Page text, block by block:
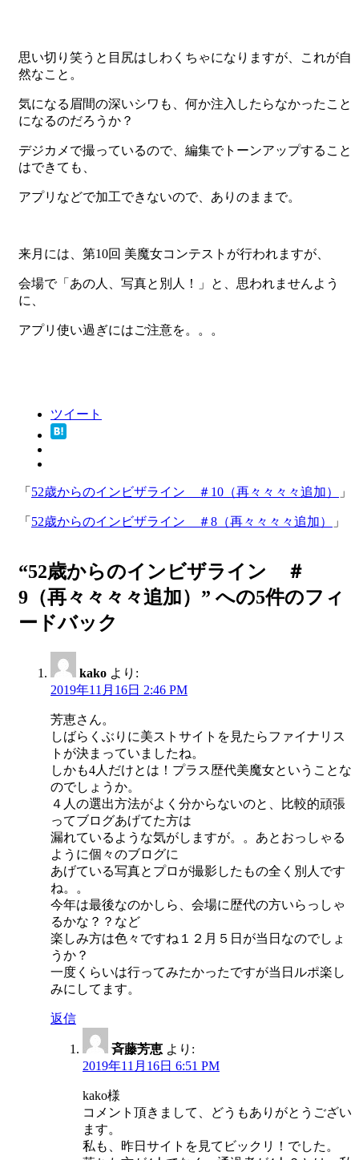
思い切り笑うと目尻はしわくちゃになりますが、これが自
然なこと。
気になる眉間の深いシワも、何か注入したらなかったこと
になるのだろうか？
デジカメで撮っているので、編集でトーンアップすること
はできても、
アプリなどで加工できないので、ありのままで。
来月には、第10回 美魔女コンテストが行われますが、
会場で「あの人、写真と別人！」と、思われませんよう
に、
アプリ使い過ぎにはご注意を。。。
ツイート
「 52歳からのインビザライン ＃10（再々々々々追加） 」
「 52歳からのインビザライン ＃8（再々々々々追加） 」
“52歳からのインビザライン ＃
9（再々々々々追加）” への5件のフィ
ードバック
kako より:
2019年11月16日 2:46 PM
芳恵さん。
しばらくぶりに美ストサイトを見たらファイナリス
トが決まっていましたね。
しかも4人だけとは！プラス歴代美魔女ということな
のでしょうか。
４人の選出方法がよく分からないのと、比較的頑張
ってブログあげてた方は
漏れているような気がしますが。。あとおっしゃる
ように個々のブログに
あげている写真とプロが撮影したもの全く別人です
ね。。
今年は最後なのかしら、会場に歴代の方いらっしゃ
るかな？？など
楽しみ方は色々ですね１２月５日が当日なのでしょ
うか？
一度くらいは行ってみたかったですが当日ルポ楽し
みにしてます。
返信
斉藤芳恵 より:
2019年11月16日 6:51 PM
kako様
コメント頂きまして、どうもありがとうござい
ます。
私も、昨日サイトを見てビックリ！でした。